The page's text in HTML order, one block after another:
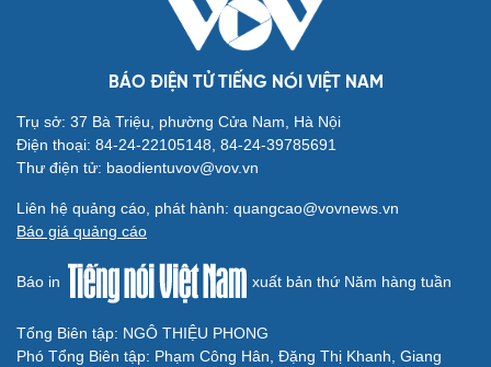
BÁO ĐIỆN TỬ TIẾNG NÓI VIỆT NAM
Trụ sở: 37 Bà Triệu, phường Cửa Nam, Hà Nội
Điện thoại: 84-24-22105148, 84-24-39785691
Thư điện tử: baodientuvov@vov.vn
Liên hệ quảng cáo, phát hành: quangcao@vovnews.vn
Báo giá quảng cáo
Báo in xuất bản thứ Năm hàng tuần
Tổng Biên tập: NGÔ THIỆU PHONG
Phó Tổng Biên tập: Phạm Công Hân, Đặng Thị Khanh, Giang